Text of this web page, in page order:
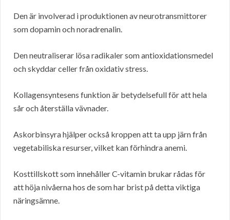
Den är involverad i produktionen av neurotransmittorer
som dopamin och noradrenalin.
Den neutraliserar lösa radikaler som antioxidationsmedel
och skyddar celler från oxidativ stress.
Kollagensyntesens funktion är betydelsefull för att hela
sår och återställa vävnader.
Askorbinsyra hjälper också kroppen att ta upp järn från
vegetabiliska resurser, vilket kan förhindra anemi.
Kosttillskott som innehåller C-vitamin brukar rådas för
att höja nivåerna hos de som har brist på detta viktiga
näringsämne.